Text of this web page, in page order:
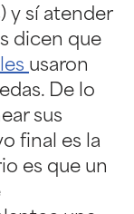
y sí atender
dicen que
usaron
De lo
sus
final es la
es que un